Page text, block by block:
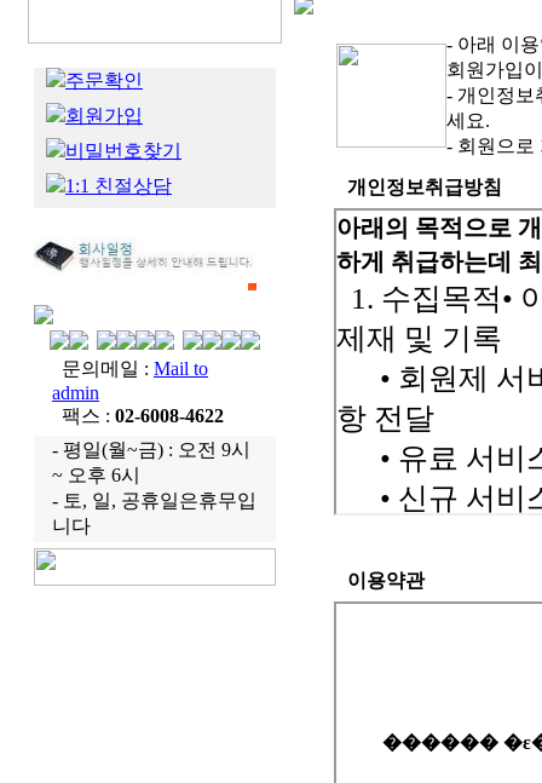
주문확인
회원가입
비밀번호찾기
1:1 친절상담
문의메일 : Mail to
admin
팩스 : 02-6008-4622
- 평일(월~금) : 오전 9시
~ 오후 6시
- 토, 일, 공휴일은휴무입
니다
- 아래 이
회원가입
- 개인정보
세요.
- 회원으로
개인정보취급방침
이용약관